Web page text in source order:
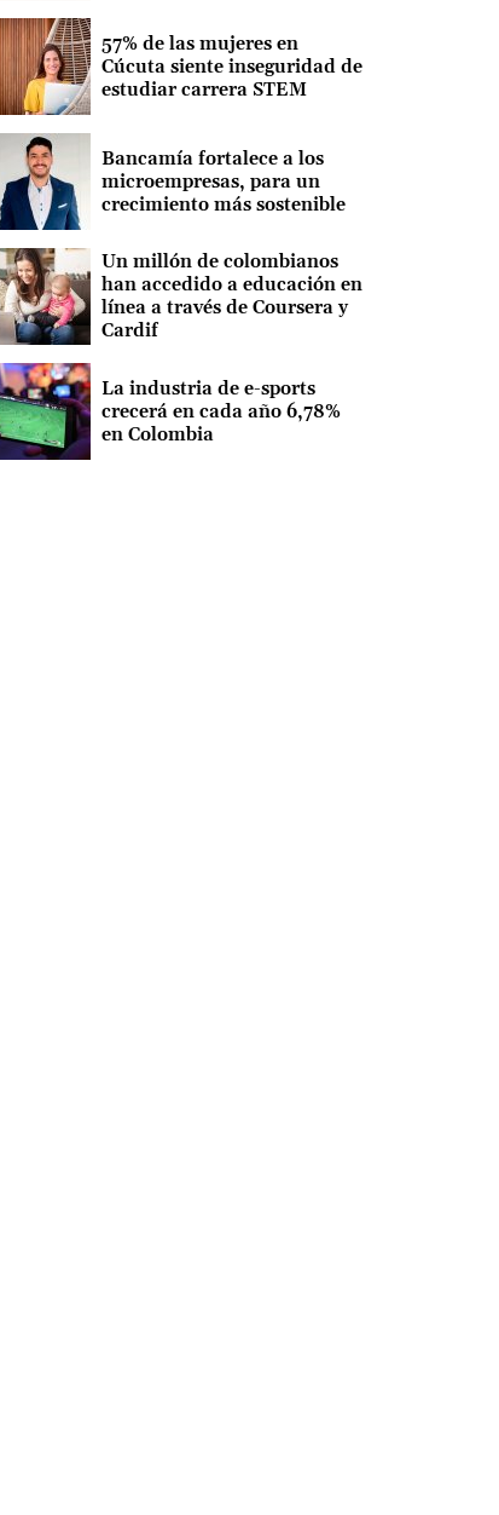
57% de las mujeres en
Cúcuta siente inseguridad de
estudiar carrera STEM
Bancamía fortalece a los
microempresas, para un
crecimiento más sostenible
Un millón de colombianos
han accedido a educación en
línea a través de Coursera y
Cardif
La industria de e-sports
crecerá en cada año 6,78%
en Colombia